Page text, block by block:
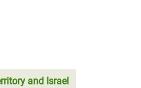
and Israel